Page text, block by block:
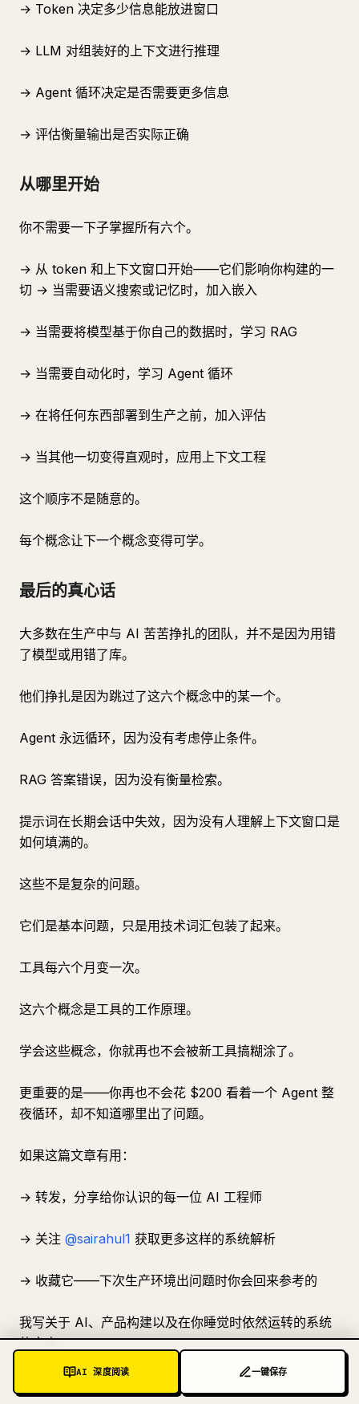
→ Token 决定多少信息能放进窗口
→ LLM 对组装好的上下文进行推理
→ Agent 循环决定是否需要更多信息
→ 评估衡量输出是否实际正确
从哪里开始
你不需要一下子掌握所有六个。
→ 从 token 和上下文窗口开始——它们影响你构建的一
切 → 当需要语义搜索或记忆时，加入嵌入
→ 当需要将模型基于你自己的数据时，学习 RAG
→ 当需要自动化时，学习 Agent 循环
→ 在将任何东西部署到生产之前，加入评估
→ 当其他一切变得直观时，应用上下文工程
这个顺序不是随意的。
每个概念让下一个概念变得可学。
最后的真心话
大多数在生产中与 AI 苦苦挣扎的团队，并不是因为用错
了模型或用错了库。
他们挣扎是因为跳过了这六个概念中的某一个。
Agent 永远循环，因为没有考虑停止条件。
RAG 答案错误，因为没有衡量检索。
提示词在长期会话中失效，因为没有人理解上下文窗口是
如何填满的。
这些不是复杂的问题。
它们是基本问题，只是用技术词汇包装了起来。
工具每六个月变一次。
这六个概念是工具的工作原理。
学会这些概念，你就再也不会被新工具搞糊涂了。
更重要的是——你再也不会花 $200 看着一个 Agent 整
夜循环，却不知道哪里出了问题。
如果这篇文章有用：
→ 转发，分享给你认识的每一位 AI 工程师
→ 关注 @sairahul1 获取更多这样的系统解析
→ 收藏它——下次生产环境出问题时你会回来参考的
我写关于 AI、产品构建以及在你睡觉时依然运转的系统
的文章。
AI 深度阅读 一键保存